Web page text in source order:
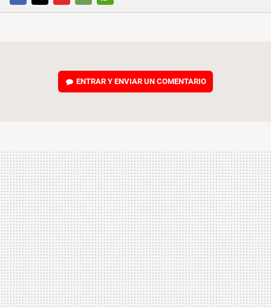
FACEBOOKTWITTERFLIPBOARD
E-
WHATSAPP
ENTRAR Y ENVIAR UN COMENTARIO